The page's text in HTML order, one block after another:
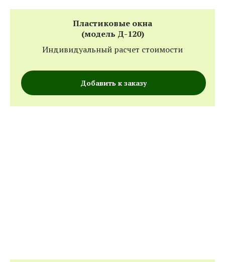
Пластиковые окна
(модель Д-120)
Индивидуальный расчет стоимости
Добавить к заказу